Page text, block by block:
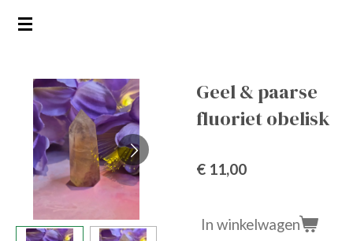
Ga
hoofdinhoud
Geel & paarse
fluoriet obelisk
€ 11,00
In winkelwagen